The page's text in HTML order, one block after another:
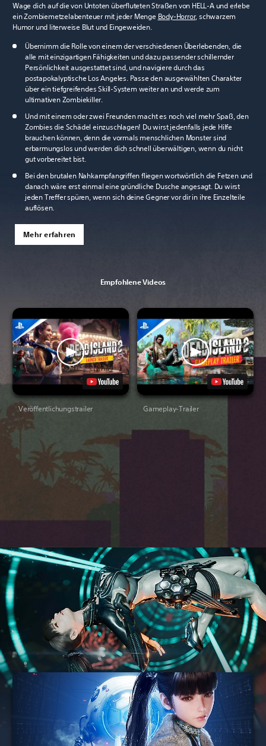
Wage dich auf die von Untoten überfluteten Straßen von HELL-A und erlebe
ein Zombiemetzelabenteuer mit jeder Menge Body-Horror, schwarzem
Humor und literweise Blut und Eingeweiden.
Übernimm die Rolle von einem der verschiedenen Überlebenden, die
alle mit einzigartigen Fähigkeiten und dazu passender schillernder
Persönlichkeit ausgestattet sind, und navigiere durch das
postapokalyptische Los Angeles. Passe den ausgewählten Charakter
über ein tiefgreifendes Skill-System weiter an und werde zum
ultimativen Zombiekiller.
Und mit einem oder zwei Freunden macht es noch viel mehr Spaß, den
Zombies die Schädel einzuschlagen! Du wirst jedenfalls jede Hilfe
brauchen können, denn die vormals menschlichen Monster sind
erbarmungslos und werden dich schnell überwältigen, wenn du nicht
gut vorbereitet bist.
Bei den brutalen Nahkampfangriffen fliegen wortwörtlich die Fetzen und
danach wäre erst einmal eine gründliche Dusche angesagt. Du wirst
jeden Treffer spüren, wenn sich deine Gegner vor dir in ihre Einzelteile
auflösen.
Mehr erfahren
Empfohlene Videos
Veröffentlichungstrailer Gameplay-Trailer